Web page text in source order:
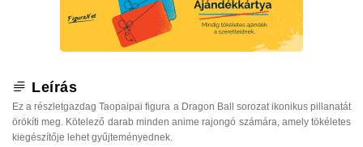
Leírás
Ez a részletgazdag Taopaipai figura a Dragon Ball sorozat ikonikus pillanatát
örökíti meg. Kötelező darab minden anime rajongó számára, amely tökéletes
kiegészítője lehet gyűjteményednek.